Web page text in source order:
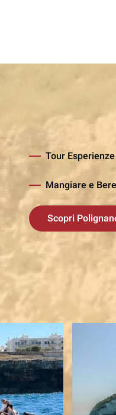
Tour Esperienze
Mangiare e Bere
Scopri